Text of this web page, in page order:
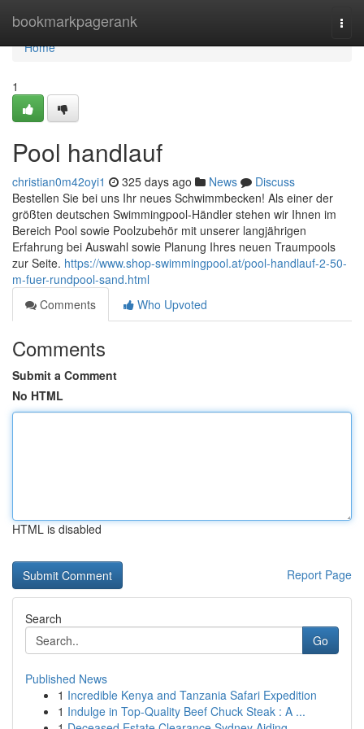
bookmarkpagerank
Home
Home
1
Pool handlauf
christian0m42oyi1 325 days ago News
Discuss
Bestellen Sie bei uns Ihr neues Schwimmbecken! Als einer der
größten deutschen Swimmingpool-Händler stehen wir Ihnen im
Bereich Pool sowie Poolzubehör mit unserer langjährigen
Erfahrung bei Auswahl sowie Planung Ihres neuen Traumpools
zur Seite. https://www.shop-swimmingpool.at/pool-handlauf-2-50-
m-fuer-rundpool-sand.html
Comments
Who Upvoted
Comments
Submit a Comment
No HTML
HTML is disabled
Report Page
Search
Go
Published News
1 Incredible Kenya and Tanzania Safari Expedition
1 Indulge in Top-Quality Beef Chuck Steak : A ...